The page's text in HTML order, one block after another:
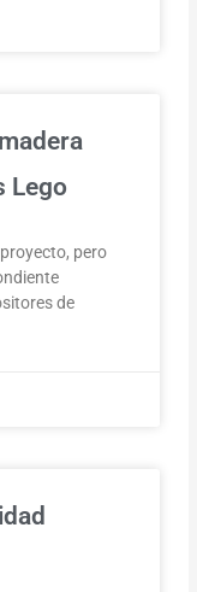
Lego
pero
de